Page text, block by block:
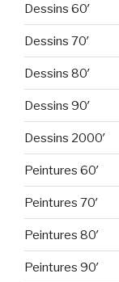
Dessins 60′
Dessins 70′
Dessins 80′
Dessins 90′
Dessins 2000′
Peintures 60′
Peintures 70′
Peintures 80′
Peintures 90′